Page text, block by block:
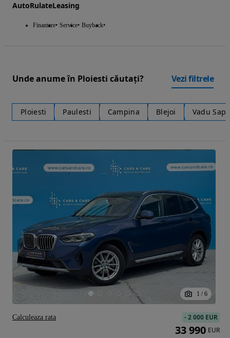
AutoRulateLeasing
Finantare Service Buyback
Unde anume în Ploiesti căutați? Vezi filtrele
Ploiesti Paulesti Campina Blejoi Vadu
1 / 6
-2 000 EUR
33 990 EUR
Calculeaza rata